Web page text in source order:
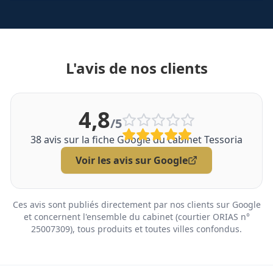
L'avis de nos clients
4,8/5
38avis sur la fiche Google du cabinet Tessoria
Voir les avis sur Google
Ces avis sont publiés directement par nos clients sur Google
et concernent l'ensemble du cabinet (courtier ORIAS n°
25007309), tous produits et toutes villes confondus.